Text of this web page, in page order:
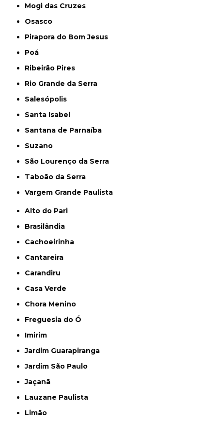
Mogi das Cruzes
Osasco
Pirapora do Bom Jesus
Poá
Ribeirão Pires
Rio Grande da Serra
Salesópolis
Santa Isabel
Santana de Parnaíba
Suzano
São Lourenço da Serra
Taboão da Serra
Vargem Grande Paulista
Alto do Pari
Brasilândia
Cachoeirinha
Cantareira
Carandiru
Casa Verde
Chora Menino
Freguesia do Ó
Imirim
Jardim Guarapiranga
Jardim São Paulo
Jaçanã
Lauzane Paulista
Limão